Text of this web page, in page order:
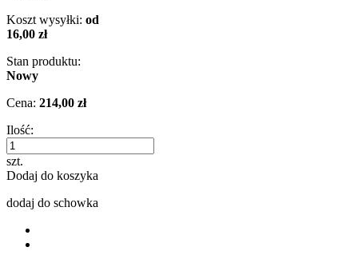
Koszt wysyłki: od
16,00 zł
Stan produktu:
Nowy
Cena: 214,00 zł
Ilość:
szt.
Dodaj do koszyka
dodaj do schowka